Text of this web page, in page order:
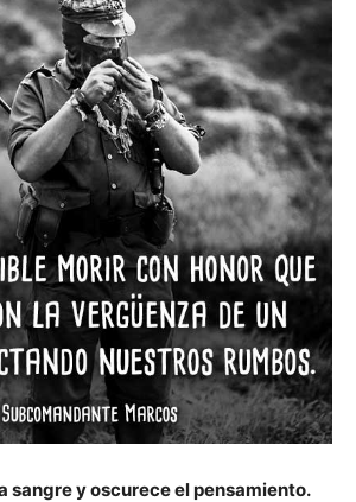
sangre y oscurece el pensamiento.